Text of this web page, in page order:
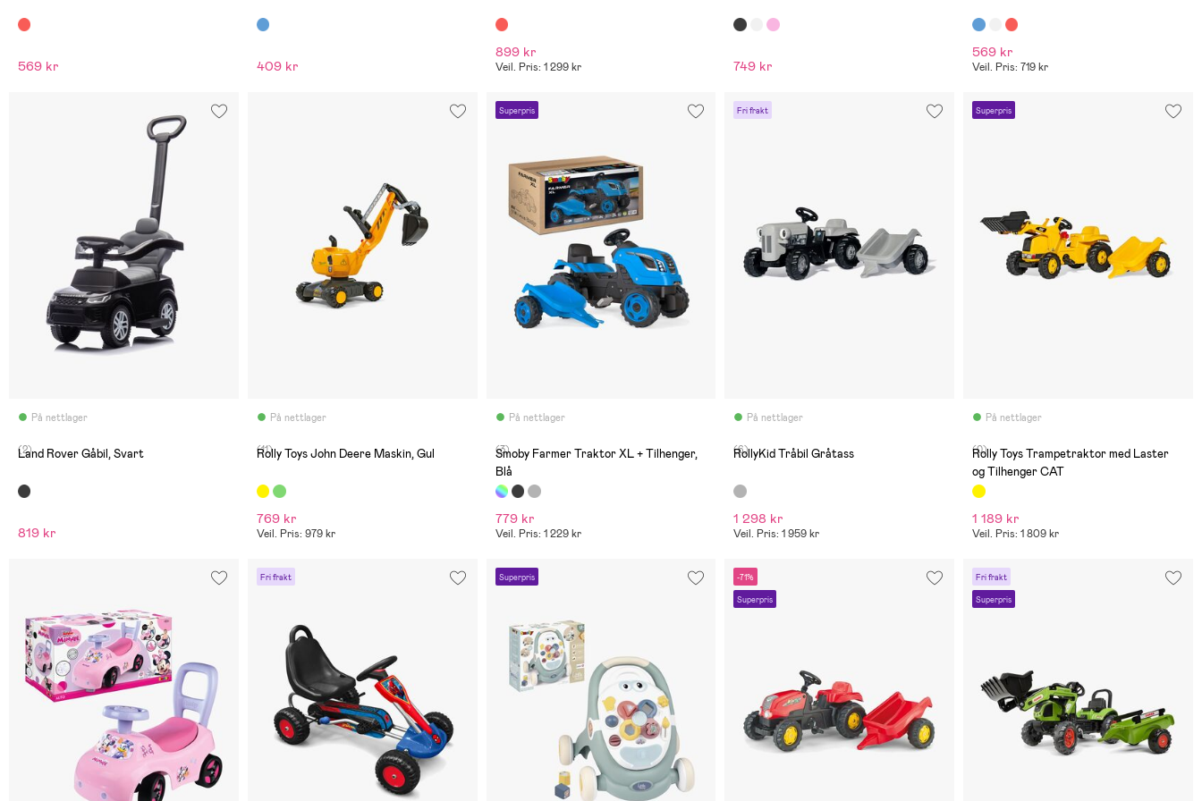
569 kr 409 kr
899 kr
Veil. Pris: 1 299 kr 749 kr
569 kr
Veil. Pris: 719 kr
På nettlager
(2)
Land Rover Gåbil, Svart
819 kr
På nettlager
(11)
Rolly Toys John Deere Maskin, Gul
769 kr
Veil. Pris: 979 kr
Superpris
På nettlager
(3)
Smoby Farmer Traktor XL + Tilhenger,
Blå
779 kr
Veil. Pris: 1 229 kr
Fri frakt
På nettlager
(6)
RollyKid Tråbil Gråtass
1 298 kr
Veil. Pris: 1 959 kr
Superpris
På nettlager
(0)
Rolly Toys Trampetraktor med Laster
og Tilhenger CAT
1 189 kr
Veil. Pris: 1 809 kr
Fri frakt Superpris -71%
Superpris
Fri frakt
Superpris